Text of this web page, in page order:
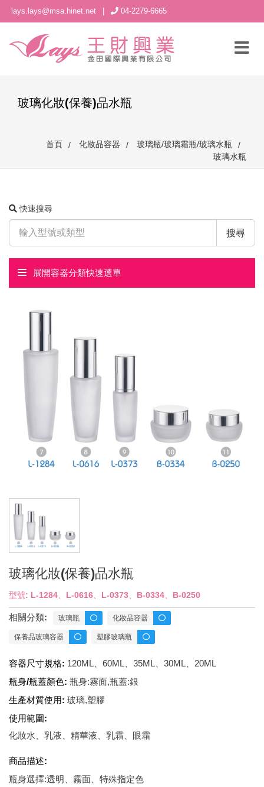
lays.lays@msa.hinet.net 04-2279-6665
玻璃化妝(保養)品水瓶
首頁 化妝品容器
玻璃瓶/玻璃霜瓶/玻璃水瓶
玻璃水瓶
快速搜尋
搜尋
展開容器分類快速選單
玻璃化妝(保養)品水瓶
型號: L-1284、L-0616、L-0373、B-0334、B-0250
相關分類: 玻璃瓶 化妝品容器
保養品玻璃容器 塑膠玻璃瓶
容器尺寸規格: 120ML、60ML、35ML、30ML、20ML
瓶身/瓶蓋顏色: 瓶身:霧面,瓶蓋:銀
生產材質使用: 玻璃,塑膠
使用範圍:
化妝水、乳液、精華液、乳霜、眼霜
商品描述:
瓶身選擇:透明、霧面、特殊指定色